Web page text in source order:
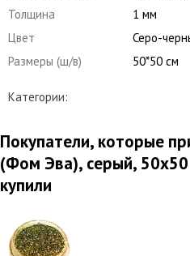
Толщина
1 мм
Цвет
Серо-
Размеры (ш/в)
50*50 см
Категории:
Покупатели, которые
(Фом Эва), серый,
купили